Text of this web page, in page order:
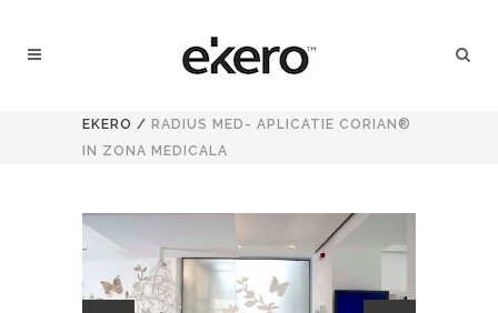
EKERO / RADIUS MED- APLICATIE CORIAN®
IN ZONA MEDICALA